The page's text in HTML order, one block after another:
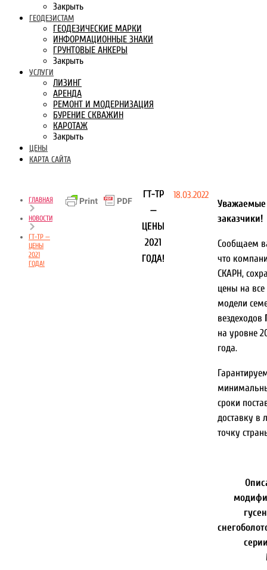
Закрыть
ГЕОДЕЗИСТАМ
ГЕОДЕЗИЧЕСКИЕ МАРКИ
ИНФОРМАЦИОННЫЕ ЗНАКИ
ГРУНТОВЫЕ АНКЕРЫ
Закрыть
УСЛУГИ
ЛИЗИНГ
АРЕНДА
РЕМОНТ И МОДЕРНИЗАЦИЯ
БУРЕНИЕ СКВАЖИН
КАРОТАЖ
Закрыть
ЦЕНЫ
КАРТА САЙТА
ГЛАВНАЯ
НОВОСТИ
ГТ-ТР —
ЦЕНЫ
2021
ГОДА!
ГТ-ТР
—
ЦЕНЫ
2021
ГОДА!
18.03.2022
Уважаемые
заказчики!
Сообщаем
что
СКАРН,
цены на все
модели
вездеходов
на уровне
года.
сроки
доставку в
точку